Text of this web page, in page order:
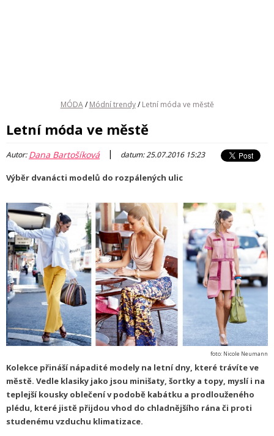
MÓDA / Módní trendy / Letní móda ve městě
Letní móda ve městě
Autor:Dana Bartošíková | datum: 25.07.2016 15:23
Výběr dvanácti modelů do rozpálených ulic
foto: Nicole Neumann
Kolekce přináší nápadité modely na letní dny, které trávíte ve
městě. Vedle klasiky jako jsou minišaty, šortky a topy, myslí i na
teplejší kousky oblečení v podobě kabátku a prodlouženého
plédu, které jistě přijdou vhod do chladnějšího rána či proti
studenému vzduchu klimatizace.